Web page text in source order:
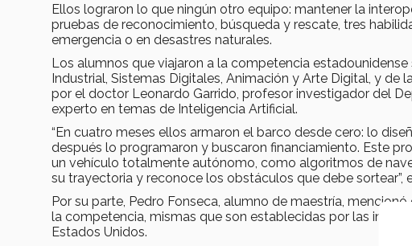
Ellos lograron lo que ningún otro equipo: mantener la
pruebas de reconocimiento, búsqueda y rescate, tres
emergencia o en desastres naturales.
Los alumnos que viajaron a la competencia
Industrial, Sistemas Digitales, Animación y Arte Digital, y de
por el doctor Leonardo Garrido, profesor investigador del
experto en temas de Inteligencia Artificial.
“En cuatro meses ellos armaron el barco desde cero: lo
después lo programaron y buscaron financiamiento. Este
un vehículo totalmente autónomo, como algoritmos de
su trayectoria y reconoce los obstáculos que debe sortear”,
Por su parte, Pedro Fonseca, alumno de maestría,
la competencia, mismas que son establecidas por las
Estados Unidos.